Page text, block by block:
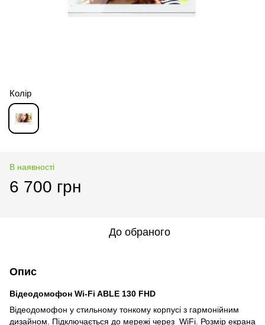
Колір
В наявності
6 700 грн
До обраного
Опис
Відеодомофон Wi-Fi ABLE 130 FHD
Відеодомофон у стильному тонкому корпусі з гармонійним
дизайном. Підключається до мережі через WiFi. Розмір екрана